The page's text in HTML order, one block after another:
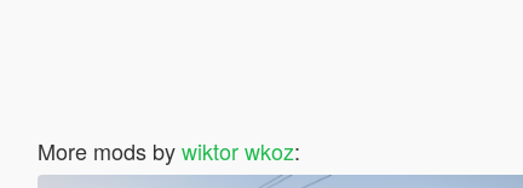
More mods bywiktor wkoz: